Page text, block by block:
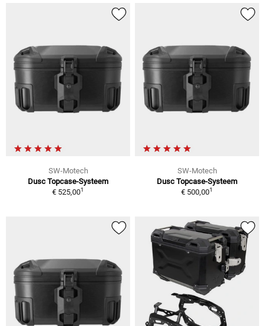
SW-Motech
Dusc Topcase-Systeem
€ 525,001
SW-Motech
Dusc Topcase-Systeem
€ 500,001